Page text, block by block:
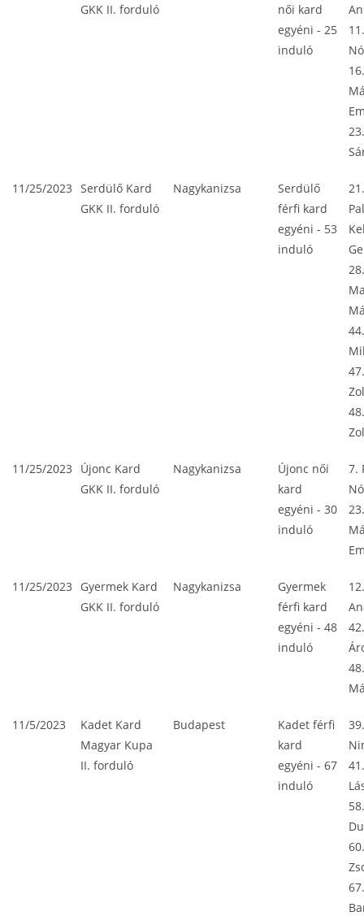
GKK II. forduló
női kard
egyéni - 25
induló
11/25/2023 Serdülő Kard
GKK II. forduló
Nagykanizsa
Serdülő
férfi kard
egyéni - 53
induló
21.
28.
11/25/2023
Újonc Kard
GKK II. forduló
Nagykanizsa
Újonc női
kard
egyéni - 30
induló
7.
11/25/2023
Gyermek Kard
GKK II. forduló
Nagykanizsa
Gyermek
férfi kard
egyéni - 48
induló
11/5/2023
Kadet Kard
Magyar Kupa
II. forduló
Budapest
Kadet férfi
kard
egyéni - 67
induló